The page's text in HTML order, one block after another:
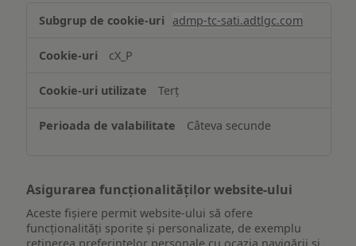
și/sau
informațiilor
pe
dispozitiv
admp-tc-sati.adtlgc.com
cX_P
Terț
Câteva secunde
Asigurarea funcționalităților website-ului
Aceste fișiere permit website-ului să ofere
funcționalități sporite și personalizate, de exemplu